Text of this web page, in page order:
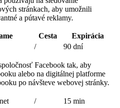
stránkach, aby umožnili
a pútavé reklamy.
Cesta
Expirácia
/ 90 dní
Facebook tak, aby
alebo na digitálnej platforme
po návšteve webovej stránky.
/ 15 min